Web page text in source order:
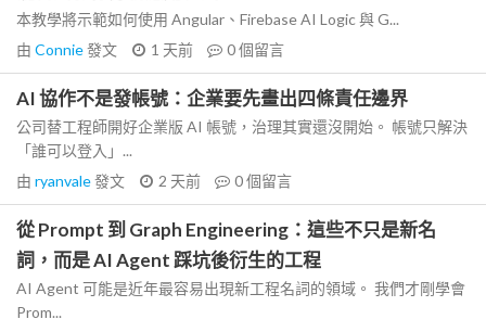
本教學將示範如何使用 Angular、Firebase AI Logic 與 G...
由 Connie發文 1 天前 0個留言
AI 協作不是發帳號：企業要先畫出四條責任邊界
公司替工程師開好企業版 AI 帳號，治理其實還沒開始。 帳號只解決
「誰可以登入」...
由 ryanvale發文 2 天前 0個留言
從 Prompt 到 Graph Engineering：這些不只是新名
詞，而是 AI Agent 踩坑後衍生的工程
AI Agent 可能是近年最容易出現新工程名詞的領域。 我們才剛學會
Prom...